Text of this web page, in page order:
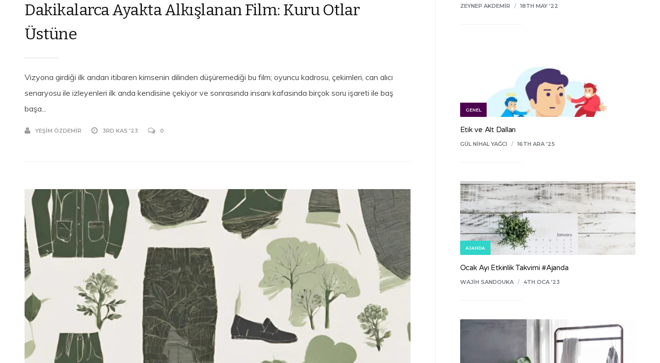
Dakikalarca Ayakta Alkışlanan Film: Kuru Otlar
Üstüne
Vizyona girdiği ilk andan itibaren kimsenin dilinden düşüremediği bu film; oyuncu kadrosu, çekimleri, can alıcı
senaryosu ile izleyenleri ilk anda kendisine çekiyor ve sonrasında insanı kafasında birçok soru işareti ile baş
başa...
YEŞIM ÖZDEMIR 3RD KAS '23 0
ZEYNEP AKDEMIR / 18TH MAY '22
GENEL
Etik ve Alt Dalları
GÜL NIHAL YAĞCI / 16TH ARA '25
AJANDA
Ocak Ayı Etkinlik Takvimi #Ajanda
WAJIH SANDOUKA / 4TH OCA '23